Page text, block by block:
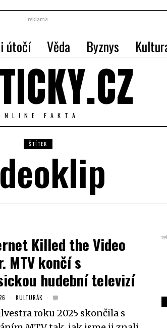
reklama
útočí Věda Byznys
FAKTA
ŠTÍTEK
Killed the Video
MTV končí s
hudební televizí
KULTURÁK
roku 2025 skončila s